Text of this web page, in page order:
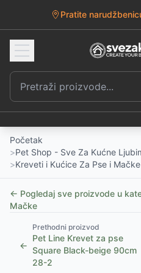
Pratite
Početak
>Pet Shop - Sve Za Kućne
>Kreveti i Kućice Za Pse i Mačke
← Pogledaj sve proizvode u
Mačke
←
Prethodni proizvod
Pet Line Krevet za pse
Square Black-beige 90cm
28-2